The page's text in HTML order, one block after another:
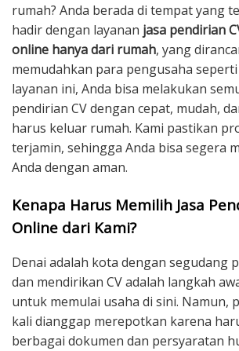
rumah? Anda berada di tempat yang
hadir dengan layanan jasa pendirian
online hanya dari rumah, yang
memudahkan para pengusaha
layanan ini, Anda bisa melakukan
pendirian CV dengan cepat, mudah,
harus keluar rumah. Kami pastikan
terjamin, sehingga Anda bisa segera
Anda dengan aman.
Kenapa Harus Memilih Jasa
Online dari Kami?
Denai adalah kota dengan segudang
dan mendirikan CV adalah langkah
untuk memulai usaha di sini. Namun,
kali dianggap merepotkan karena
berbagai dokumen dan persyaratan